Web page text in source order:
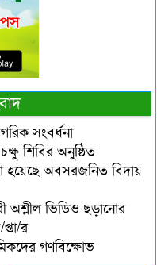
সংবর্ধনা
শিবির অনুষ্ঠিত
হয়েছে অবসরজনিত বিদায়
অশ্লীল ভিডিও ছড়ানোর
র
গণবিক্ষোভ